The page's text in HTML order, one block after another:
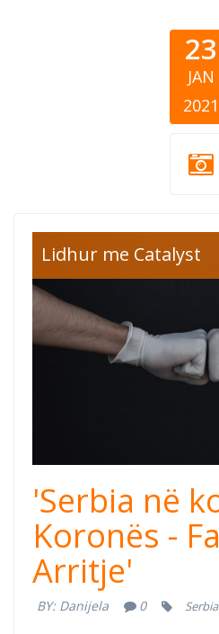
23
JAN
2021
korona-
Lidhur me Catalyst
'Serbia në
Koronës -
Arritje'
BY: Danijela 0 Serbia